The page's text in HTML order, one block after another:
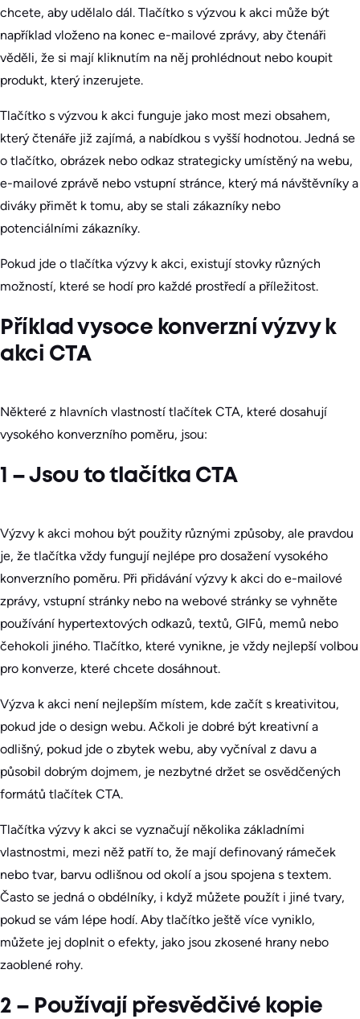
chcete, aby udělalo dál. Tlačítko s výzvou k akci může být
například vloženo na konec e-mailové zprávy, aby čtenáři
věděli, že si mají kliknutím na něj prohlédnout nebo koupit
produkt, který inzerujete.
Tlačítko s výzvou k akci funguje jako most mezi obsahem,
který čtenáře již zajímá, a nabídkou s vyšší hodnotou. Jedná se
o tlačítko, obrázek nebo odkaz strategicky umístěný na webu,
e-mailové zprávě nebo vstupní stránce, který má návštěvníky a
diváky přimět k tomu, aby se stali zákazníky nebo
potenciálními zákazníky.
Pokud jde o tlačítka výzvy k akci, existují stovky různých
možností, které se hodí pro každé prostředí a příležitost.
Příklad vysoce konverzní výzvy k
akci CTA
Některé z hlavních vlastností tlačítek CTA, které dosahují
vysokého konverzního poměru, jsou:
1 – Jsou to tlačítka CTA
Výzvy k akci mohou být použity různými způsoby, ale pravdou
je, že tlačítka vždy fungují nejlépe pro dosažení vysokého
konverzního poměru. Při přidávání výzvy k akci do e-mailové
zprávy, vstupní stránky nebo na webové stránky se vyhněte
používání hypertextových odkazů, textů, GIFů, memů nebo
čehokoli jiného. Tlačítko, které vynikne, je vždy nejlepší volbou
pro konverze, které chcete dosáhnout.
Výzva k akci není nejlepším místem, kde začít s kreativitou,
pokud jde o design webu. Ačkoli je dobré být kreativní a
odlišný, pokud jde o zbytek webu, aby vyčníval z davu a
působil dobrým dojmem, je nezbytné držet se osvědčených
formátů tlačítek CTA.
Tlačítka výzvy k akci se vyznačují několika základními
vlastnostmi, mezi něž patří to, že mají definovaný rámeček
nebo tvar, barvu odlišnou od okolí a jsou spojena s textem.
Často se jedná o obdélníky, i když můžete použít i jiné tvary,
pokud se vám lépe hodí. Aby tlačítko ještě více vyniklo,
můžete jej doplnit o efekty, jako jsou zkosené hrany nebo
zaoblené rohy.
2 – Používají přesvědčivé kopie